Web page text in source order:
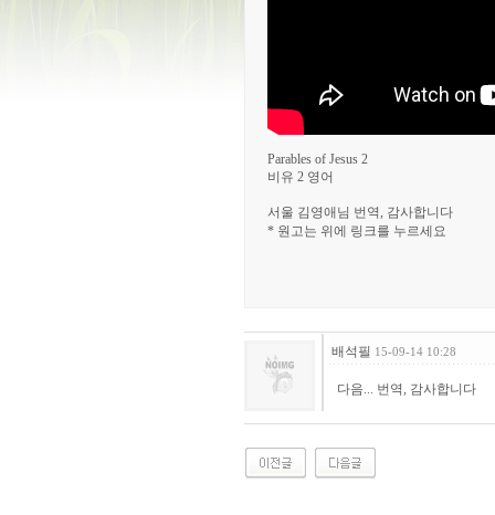
Parables of Jesus 2
비유 2 영어
서울 김영애님 번역, 감사합니다
* 원고는 위에 링크를 누르세요
배석필 15-09-14 10:28
다음... 번역, 감사합니다